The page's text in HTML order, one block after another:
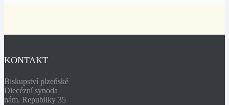
KONTAKT
Biskupství plzeňské
Diecézní synoda
nám. Republiky 35